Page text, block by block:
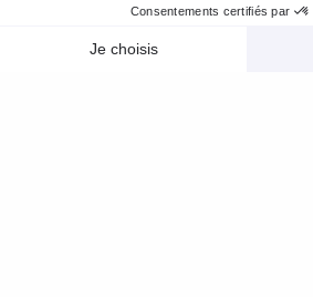
Message
Politique de confidentialité
Mentions légales